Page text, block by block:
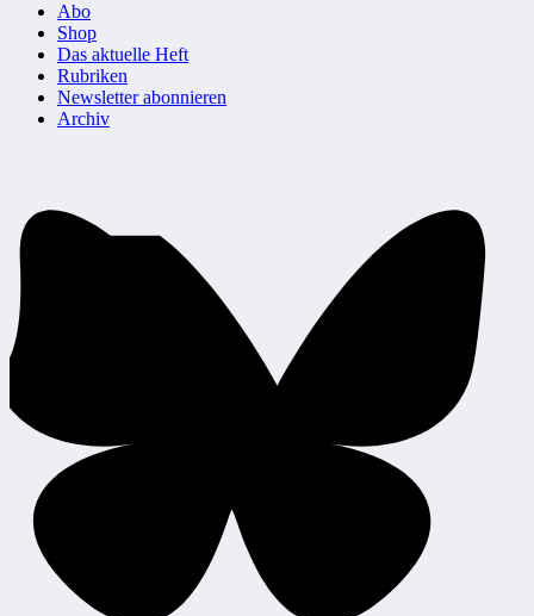
Abo
Shop
Das aktuelle Heft
Rubriken
Newsletter abonnieren
Archiv